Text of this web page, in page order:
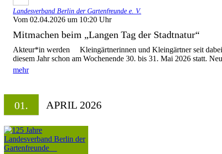
Landesverband Berlin der Gartenfreunde e. V.
Vom 02.04.2026 um 10:20 Uhr
Mitmachen beim „Langen Tag der Stadtnatur“
Akteur*in werden Kleingärtnerinnen und Kleingärtner seit
diesem Jahr schon am Wochenende 30. bis 31. Mai 2026 statt.
mehr
01. APRIL 2026